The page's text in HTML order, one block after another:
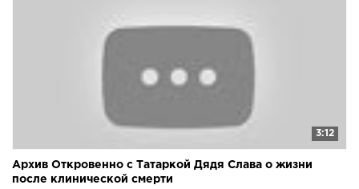
3:12
Архив Откровенно с Татаркой Дядя Слава о жизни
после клинической смерти